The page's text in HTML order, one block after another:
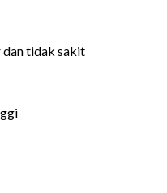
dan tidak sakit